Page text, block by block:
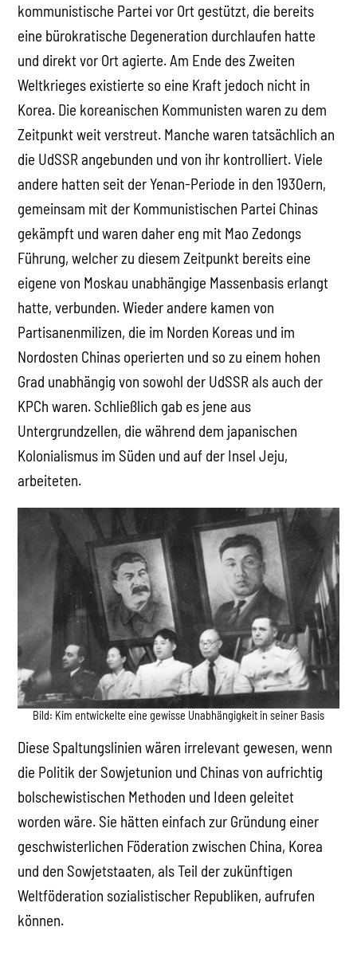
kommunistische Partei vor Ort gestützt, die bereits
eine bürokratische Degeneration durchlaufen hatte
und direkt vor Ort agierte. Am Ende des Zweiten
Weltkrieges existierte so eine Kraft jedoch nicht in
Korea. Die koreanischen Kommunisten waren zu dem
Zeitpunkt weit verstreut. Manche waren tatsächlich an
die UdSSR angebunden und von ihr kontrolliert. Viele
andere hatten seit der Yenan-Periode in den 1930ern,
gemeinsam mit der Kommunistischen Partei Chinas
gekämpft und waren daher eng mit Mao Zedongs
Führung, welcher zu diesem Zeitpunkt bereits eine
eigene von Moskau unabhängige Massenbasis erlangt
hatte, verbunden. Wieder andere kamen von
Partisanenmilizen, die im Norden Koreas und im
Nordosten Chinas operierten und so zu einem hohen
Grad unabhängig von sowohl der UdSSR als auch der
KPCh waren. Schließlich gab es jene aus
Untergrundzellen, die während dem japanischen
Kolonialismus im Süden und auf der Insel Jeju,
arbeiteten.
Bild: Kim entwickelte eine gewisse Unabhängigkeit in seiner Basis
Diese Spaltungslinien wären irrelevant gewesen, wenn
die Politik der Sowjetunion und Chinas von aufrichtig
bolschewistischen Methoden und Ideen geleitet
worden wäre. Sie hätten einfach zur Gründung einer
geschwisterlichen Föderation zwischen China, Korea
und den Sowjetstaaten, als Teil der zukünftigen
Weltföderation sozialistischer Republiken, aufrufen
können.